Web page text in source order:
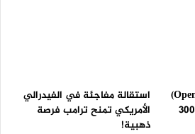
صحيفة: “أوبن إيه آي” (OpenAI)
تصل قيمتها السوقية إلى 300
استقالة مفاجئة في الفيدرالي
الأمريكي تمنح ترامب فرصة
ذهبية!